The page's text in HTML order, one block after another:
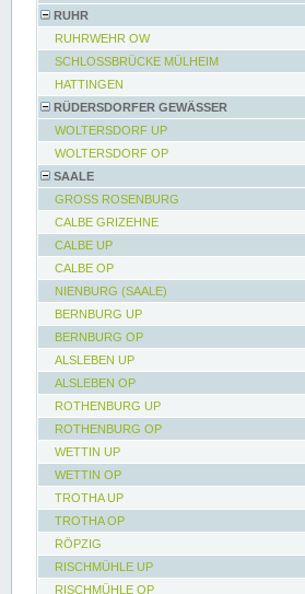
RUHR
RUHRWEHR OW
SCHLOSSBRÜCKE MÜLHEIM
HATTINGEN
RÜDERSDORFER GEWÄSSER
WOLTERSDORF UP
WOLTERSDORF OP
SAALE
GROSS ROSENBURG
CALBE GRIZEHNE
CALBE UP
CALBE OP
NIENBURG (SAALE)
BERNBURG UP
BERNBURG OP
ALSLEBEN UP
ALSLEBEN OP
ROTHENBURG UP
ROTHENBURG OP
WETTIN UP
WETTIN OP
TROTHA UP
TROTHA OP
RÖPZIG
RISCHMÜHLE UP
RISCHMÜHLE OP